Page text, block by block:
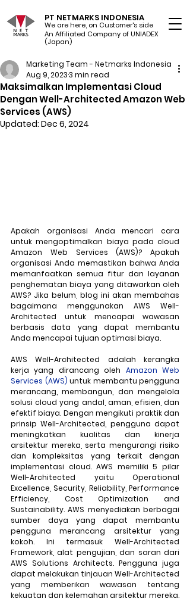
PT NETMARKS INDONESIA
We are here, on Customer's side
An Affiliated Company of UNIADEX Ltd.
(Japan)
Maksimalkan Implementasi Cloud
Dengan Well-Architected Amazon Web
Services (AWS)
Marketing Team - Netmarks Indonesia
Aug 9, 20233 min read
Updated: Dec 6, 2024
Apakah organisasi Anda mencari cara
untuk mengoptimalkan biaya pada cloud
Amazon Web Services (AWS)? Apakah
organisasi Anda memastikan bahwa Anda
memanfaatkan semua fitur dan layanan
penghematan biaya yang ditawarkan oleh
AWS? Jika belum, blog ini akan membahas
bagaimana menggunakan AWS Well-
Architected untuk mencapai wawasan
berbasis data yang dapat membantu
Anda mencapai tujuan optimasi biaya.
AWS Well-Architected adalah kerangka
kerja yang dirancang oleh Amazon Web
Services (AWS) untuk membantu pengguna
merancang, membangun, dan mengelola
solusi cloud yang andal, aman, efisien, dan
efektif biaya. Dengan mengikuti praktik dan
prinsip Well-Architected, pengguna dapat
meningkatkan kualitas dan kinerja
arsitektur mereka, serta mengurangi risiko
dan kompleksitas yang terkait dengan
implementasi cloud. AWS memiliki 5 pilar
Well-Architected yaitu Operational
Excellence, Security, Reliability, Performance
Efficiency, Cost Optimization and
Sustainability. AWS menyediakan berbagai
sumber daya yang dapat membantu
pengguna merancang arsitektur yang
kokoh. Ini termasuk Well-Architected
Framework, alat pengujian, dan saran dari
AWS Solutions Architects. Pengguna juga
dapat melakukan tinjauan Well-Architected
yang memberikan wawasan tentang
kekuatan dan kelemahan arsitektur mereka.